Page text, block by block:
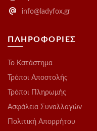
info@ladyfox.gr
ΠΛΗΡΟΦΟΡΙΕΣ
Το Kατάστημα
Τρόποι Αποστολής
Τρόποι Πληρωμής
Ασφάλεια Συναλλαγών
Πολιτική Απορρήτου